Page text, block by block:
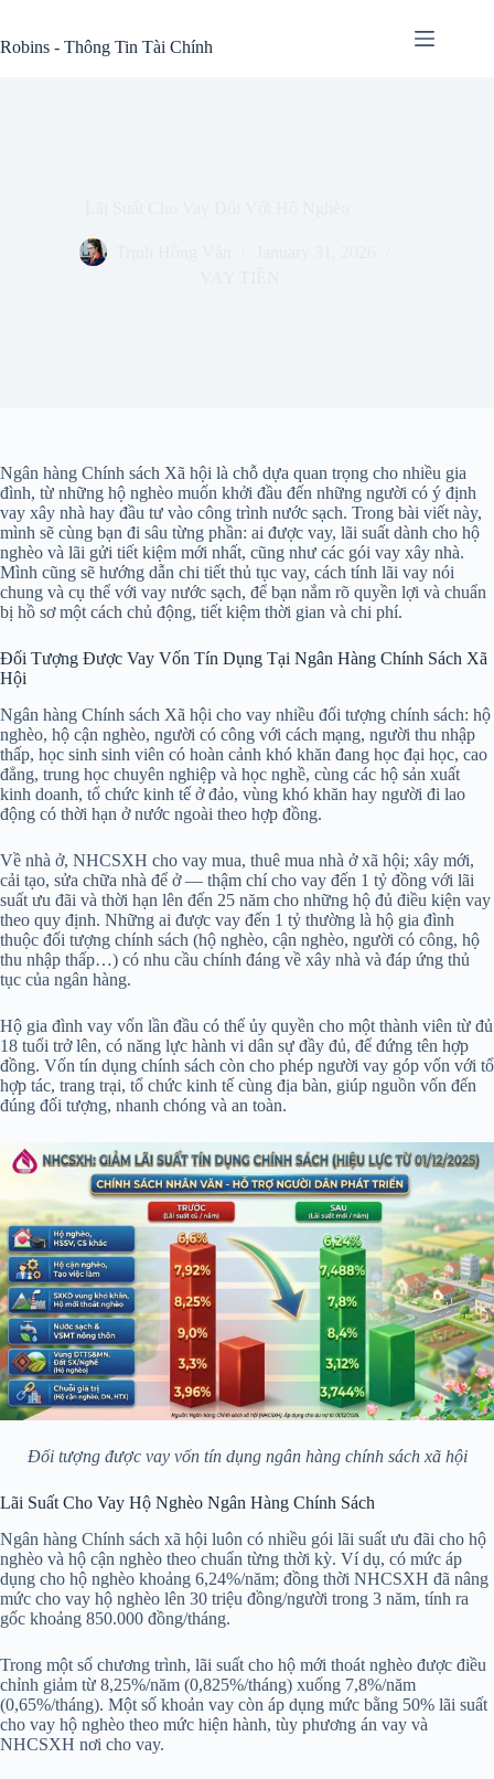
content
Robins - Thông Tin Tài Chính
Ngân hàng Chính sách Xã hội là chỗ dựa quan trọng cho nhiều gia
đình, từ những hộ nghèo muốn khởi đầu đến những người có ý định
vay xây nhà hay đầu tư vào công trình nước sạch. Trong bài viết này,
mình sẽ cùng bạn đi sâu từng phần: ai được vay, lãi suất dành cho hộ
nghèo và lãi gửi tiết kiệm mới nhất, cũng như các gói vay xây nhà.
Mình cũng sẽ hướng dẫn chi tiết thủ tục vay, cách tính lãi vay nói
chung và cụ thể với vay nước sạch, để bạn nắm rõ quyền lợi và chuẩn
bị hồ sơ một cách chủ động, tiết kiệm thời gian và chi phí.
Đối Tượng Được Vay Vốn Tín Dụng Tại Ngân Hàng Chính Sách Xã
Hội
Ngân hàng Chính sách Xã hội cho vay nhiều đối tượng chính sách: hộ
nghèo, hộ cận nghèo, người có công với cách mạng, người thu nhập
thấp, học sinh sinh viên có hoàn cảnh khó khăn đang học đại học, cao
đẳng, trung học chuyên nghiệp và học nghề, cùng các hộ sản xuất
kinh doanh, tổ chức kinh tế ở đảo, vùng khó khăn hay người đi lao
động có thời hạn ở nước ngoài theo hợp đồng.
Về nhà ở, NHCSXH cho vay mua, thuê mua nhà ở xã hội; xây mới,
cải tạo, sửa chữa nhà để ở — thậm chí cho vay đến 1 tỷ đồng với lãi
suất ưu đãi và thời hạn lên đến 25 năm cho những hộ đủ điều kiện vay
theo quy định. Những ai được vay đến 1 tỷ thường là hộ gia đình
thuộc đối tượng chính sách (hộ nghèo, cận nghèo, người có công, hộ
thu nhập thấp…) có nhu cầu chính đáng về xây nhà và đáp ứng thủ
tục của ngân hàng.
Hộ gia đình vay vốn lần đầu có thể ủy quyền cho một thành viên từ đủ
18 tuổi trở lên, có năng lực hành vi dân sự đầy đủ, để đứng tên hợp
đồng. Vốn tín dụng chính sách còn cho phép người vay góp vốn với tổ
hợp tác, trang trại, tổ chức kinh tế cùng địa bàn, giúp nguồn vốn đến
đúng đối tượng, nhanh chóng và an toàn.
Đối tượng được vay vốn tín dụng ngân hàng chính sách xã hội
Lãi Suất Cho Vay Hộ Nghèo Ngân Hàng Chính Sách
Ngân hàng Chính sách xã hội luôn có nhiều gói lãi suất ưu đãi cho hộ
nghèo và hộ cận nghèo theo chuẩn từng thời kỳ. Ví dụ, có mức áp
dụng cho hộ nghèo khoảng 6,24%/năm; đồng thời NHCSXH đã nâng
mức cho vay hộ nghèo lên 30 triệu đồng/người trong 3 năm, tính ra
gốc khoảng 850.000 đồng/tháng.
Trong một số chương trình, lãi suất cho hộ mới thoát nghèo được điều
chỉnh giảm từ 8,25%/năm (0,825%/tháng) xuống 7,8%/năm
(0,65%/tháng). Một số khoản vay còn áp dụng mức bằng 50% lãi suất
cho vay hộ nghèo theo mức hiện hành, tùy phương án vay và
NHCSXH nơi cho vay.